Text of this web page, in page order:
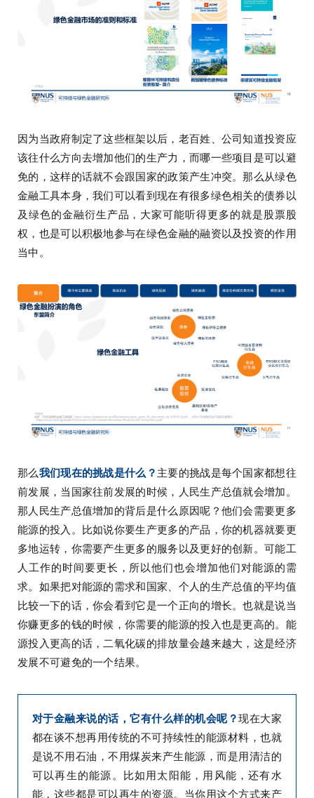
因为当政府制定了这些框架以后，老百姓、公司知道投资应
该往什么方向去增加他们的生产力，而哪一些项目是可以避
免的，这样的话就不会跟国家的政策产生冲突。那么从绿色
金融工具本身，我们可以看到现在有很多绿色相关的债券以
及绿色的金融衍生产品，大家可能听得更多的就是股票股
权，也是可以积极地参与在绿色金融的融资以及投资的作用
当中。
那么我们现在的挑战是什么？ 主要的挑战是每个国家都想往
前发展，当国家往前发展的时候，人民生产总值就会增加。
那人民生产总值增加的背后是什么原因呢？他们会需要更多
能源的投入。比如说你要生产更多的产品，你的机器就要更
多地运转，你需要产生更多的服务以及更好的创新。可能工
人工作的时间要更长，所以他们也会增加他们对能源的需
求。如果把对能源的需求和国家、个人的生产总值的平均值
比较一下的话，你会看到它是一个正向的增长。也就是说当
你赚更多的钱的时候，你需要的能源的投入也是更高的。能
源投入更高的话，二氧化碳的排放量会越来越大，这是经济
发展不可避免的一个结果。
对于金融来说的话，它有什么样的机会呢？现在大家
都在谈不想再用传统的不可持续性的能源材料，也就
是说不用石油，不用煤炭来产生能源，而是用清洁的
可以再生的能源。比如用太阳能，用风能，还有水
能，这些都是可以再生的资源。当你用这个方式来产